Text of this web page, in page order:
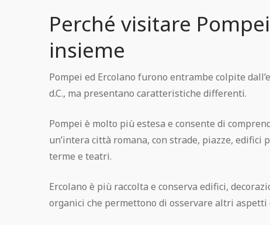
Perché visitare
insieme
Pompei ed Ercolano furono entrambe colpite
d.C., ma presentano caratteristiche differenti.
Pompei è molto più estesa e consente di
un’intera città romana, con strade, piazze,
terme e teatri.
Ercolano è più raccolta e conserva edifici,
organici che permettono di osservare altri